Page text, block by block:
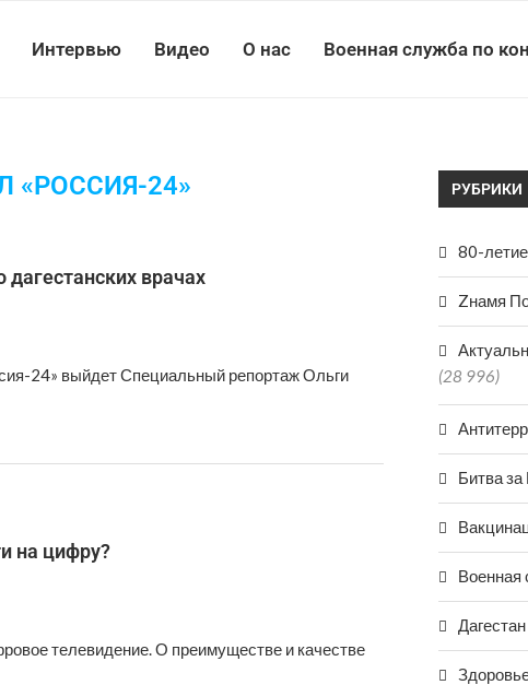
Интервью Видео О нас Военная служба по
«РОССИЯ-24»
врачах
24» выйдет Специальный репортаж Ольги
на цифру?
телевидение. О преимуществе и качестве
РУБРИКИ
80-
Zнамя
(28 996)
Битва за
Военная